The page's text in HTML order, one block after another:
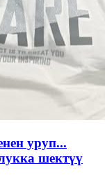
уруп...
шектүү